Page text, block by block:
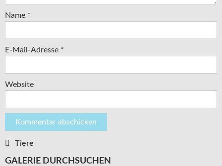
Name *
E-Mail-Adresse *
Website
Tiere
GALERIE DURCHSUCHEN